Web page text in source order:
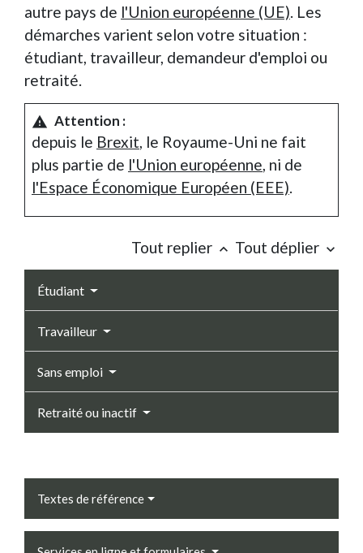
autre pays de l'Union européenne (UE). Les
démarches varient selon votre situation :
étudiant, travailleur, demandeur d'emploi ou
retraité.
warning Attention :
depuis le Brexit , le Royaume-Uni ne fait
plus partie de l'Union européenne , ni de
l'Espace Économique Européen (EEE)
Tout replier keyboard_arrow_up Tout déplier keyboard_arrow_down
Étudiant
Travailleur
Sans emploi
Retraité ou inactif
Textes de référence